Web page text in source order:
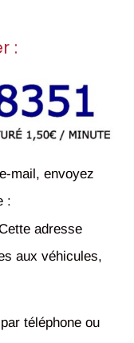
:
mail, envoyez
:
adresse
aux véhicules,
téléphone ou